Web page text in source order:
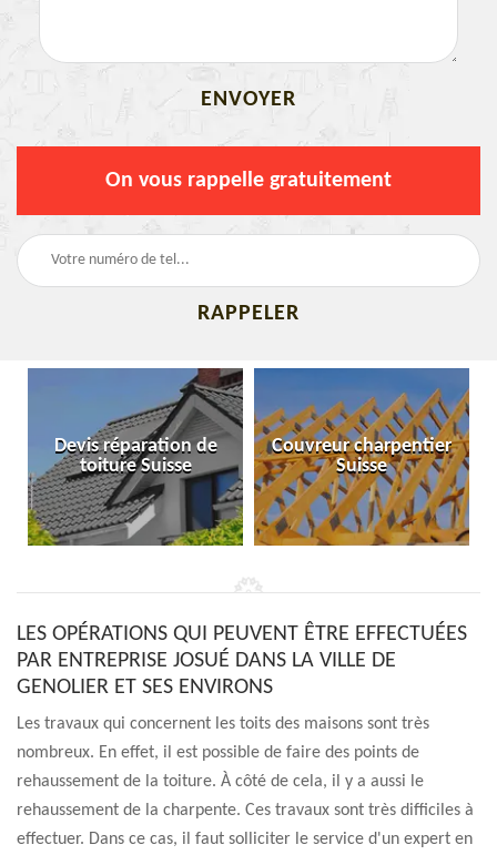
On vous rappelle gratuitement
Devis réparation de
toiture Suisse
Couvreur charpentier
Suisse
LES OPÉRATIONS QUI PEUVENT ÊTRE EFFECTUÉES
PAR ENTREPRISE JOSUÉ DANS LA VILLE DE
GENOLIER ET SES ENVIRONS
Les travaux qui concernent les toits des maisons sont très
nombreux. En effet, il est possible de faire des points de
rehaussement de la toiture. À côté de cela, il y a aussi le
rehaussement de la charpente. Ces travaux sont très difficiles à
effectuer. Dans ce cas, il faut solliciter le service d'un expert en